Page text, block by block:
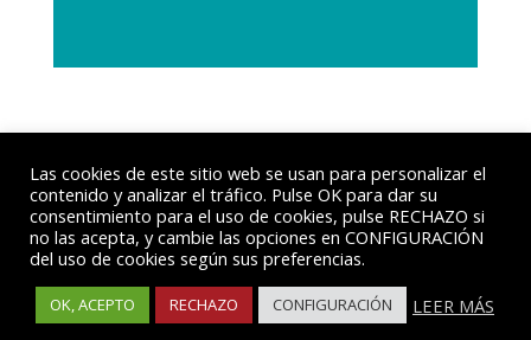
© Fundación Trilema. C/ Valencia, 37 B | 46940
Manises (Valencia)
Legal y Privacidad.
Canal Ético.
Las cookies de este sitio web se usan para personalizar el
contenido y analizar el tráfico. Pulse OK para dar su
consentimiento para el uso de cookies, pulse RECHAZO si
no las acepta, y cambie las opciones en CONFIGURACIÓN
del uso de cookies según sus preferencias.
OK, ACEPTO RECHAZO CONFIGURACIÓN LEER MÁS